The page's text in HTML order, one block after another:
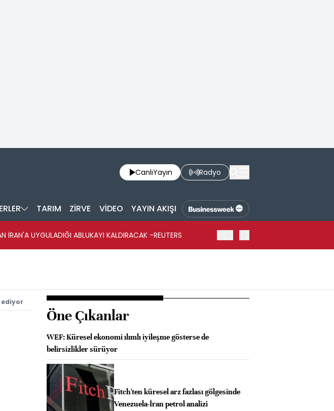
CanlıYayın Radyo
TARIM ZİRVE VİDEO YAYIN AKIŞI
İRAN'A UYGULADIĞI ABLUKAYI KALDIRACAK -REUTERS
Öne Çıkanlar
WEF: Küresel ekonomi ılımlı iyileşme gösterse de
belirsizlikler sürüyor
Fitch'ten küresel arz fazlası gölgesinde
Venezuela-İran petrol analizi